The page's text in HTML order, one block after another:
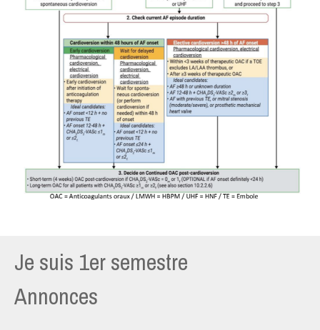
Je suis 1er semestre
Annonces